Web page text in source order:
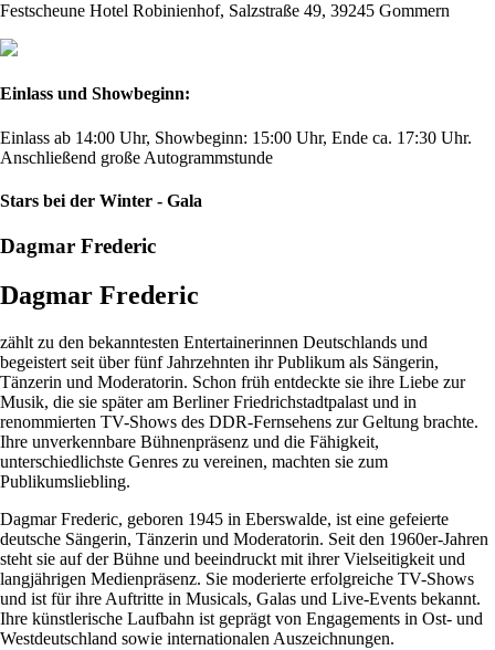
Festscheune Hotel Robinienhof, Salzstraße 49, 39245 Gommern
Einlass und Showbeginn:
Einlass ab 14:00 Uhr, Showbeginn: 15:00 Uhr, Ende ca. 17:30 Uhr.
Anschließend große Autogrammstunde
Stars bei der Winter - Gala
Dagmar Frederic
Dagmar Frederic
zählt zu den bekanntesten Entertainerinnen Deutschlands und
begeistert seit über fünf Jahrzehnten ihr Publikum als Sängerin,
Tänzerin und Moderatorin. Schon früh entdeckte sie ihre Liebe zur
Musik, die sie später am Berliner Friedrichstadtpalast und in
renommierten TV-Shows des DDR-Fernsehens zur Geltung brachte.
Ihre unverkennbare Bühnenpräsenz und die Fähigkeit,
unterschiedlichste Genres zu vereinen, machten sie zum
Publikumsliebling.
Dagmar Frederic, geboren 1945 in Eberswalde, ist eine gefeierte
deutsche Sängerin, Tänzerin und Moderatorin. Seit den 1960er-Jahren
steht sie auf der Bühne und beeindruckt mit ihrer Vielseitigkeit und
langjährigen Medienpräsenz. Sie moderierte erfolgreiche TV-Shows
und ist für ihre Auftritte in Musicals, Galas und Live-Events bekannt.
Ihre künstlerische Laufbahn ist geprägt von Engagements in Ost- und
Westdeutschland sowie internationalen Auszeichnungen.